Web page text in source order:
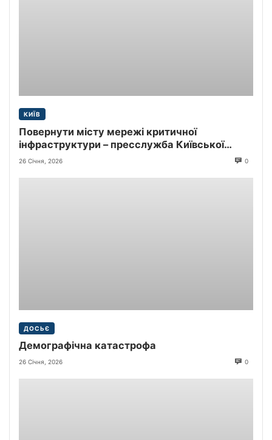
КИЇВ
Повернути місту мережі критичної
інфраструктури – пресслужба Київської
міської прокуратури
26 Січня, 2026 0
ДОСЬЄ
Демографічна катастрофа
26 Січня, 2026 0